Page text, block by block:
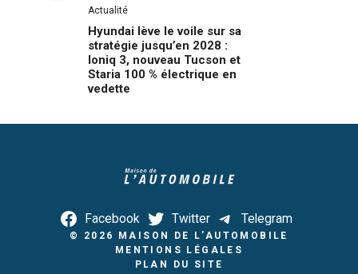
Actualité
Hyundai lève le voile sur sa
stratégie jusqu’en 2028 :
Ioniq 3, nouveau Tucson et
Staria 100 % électrique en
vedette
Facebook Twitter Telegram
© 2026
MAISON DE L'AUTOMOBILE
MENTIONS LÉGALES
PLAN DU SITE